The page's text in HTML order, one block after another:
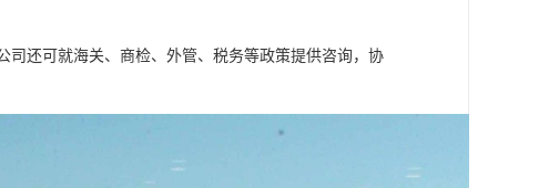
司还可就海关、商检、外管、税务等政策提供咨询，协